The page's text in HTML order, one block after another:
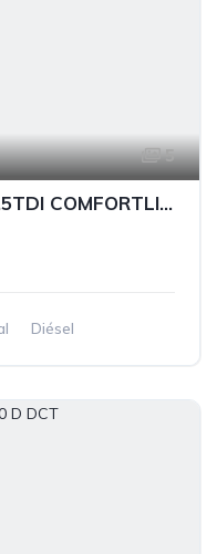
5
VOLKSWAGEN Multivan 2.5TDI COMFORTLINE
Diésel